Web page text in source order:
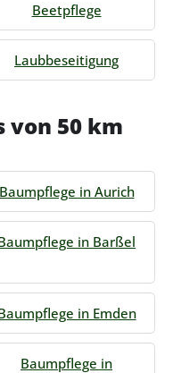
Beetpflege
Laubbeseitigung
von 50 km
Baumpflege in Aurich
in Barßel
in Emden
Baumpflege in